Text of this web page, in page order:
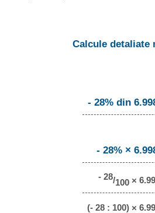
Calcule detaliate
- 28% din
- 28% ×
- 28/100 ×
(- 28 : 100) ×